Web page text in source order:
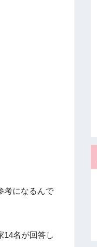
考になるんで
14名が回答し